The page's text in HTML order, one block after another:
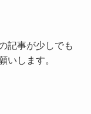
記事が少しでも
いします。